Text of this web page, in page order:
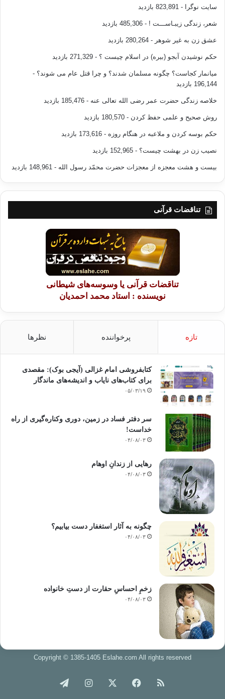
سایت نوگرا - 823,891 بازدید
شعر، زندگی زیبـاســـت ! - 485,306 بازدید
عشق زن به غیر شوهر - 280,264 بازدید
حکم نوشیدن آبجو (بیره) در اسلام چیست ؟ - 271,329 بازدید
میانمار کجاست؟ چگونه مسلمان شدند؟ و چرا قتل عام می شوند؟ -
196,144 بازدید
خلاصه زندگی حضرت عمر رضی الله تعالی عنه - 185,476 بازدید
روش صحیح و علمی حفظ کردن - 180,570 بازدید
حکم بوسه کردن و ملاعبه در هنگام روزه - 173,616 بازدید
نصیب زن در بهشت چیست؟ - 152,965 بازدید
بیست و هشت معجزه از معجزات حضرت محمّد رسول الله - 148,961 بازدید
تناقضات قرآنی
تناقضات قرآنی یا وسوسه‌های شیطانی
نویسنده : استاد محمد احمدیان
تازه پرخواننده نظرها
کتابفروشی امام غزالی (آیجی بوک): مقصدی
برای کتاب‌های نایاب و اندیشه‌های ماندگار
۰۵/۰۳/۱۹
سر دفتر فساد در زمین‌، دوری وکناره‌گیری از راه
خداست‌!
۰۴/۰۸/۰۳
رهایی از زندانِ اوهام
۰۴/۰۸/۰۳
چگونه به آثار استغفار دست بیابیم؟
۰۴/۰۸/۰۳
زخمِ احساسِ حقارت از دستِ خانواده
۰۴/۰۸/۰۳
Copyright © 1385-1405 Eslahe.com All rights reserved
خوراک فیس اینستاگرام